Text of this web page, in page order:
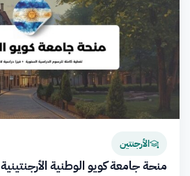
الأرجنتين
منحة جامعة كويو الوطنية الأرجنتينية